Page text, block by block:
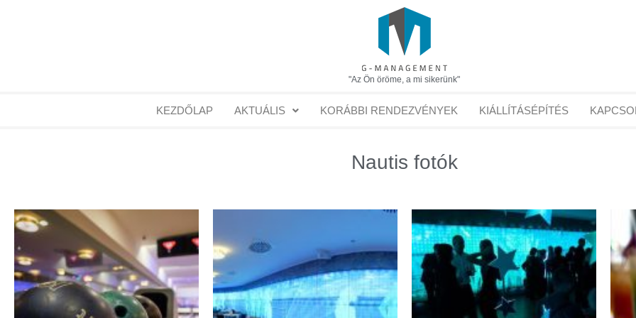
"Az Ön öröme, a mi sikerünk"
KEZDŐLAP AKTUÁLIS KORÁBBI RENDEZVÉNYEK KIÁLLÍTÁSÉPÍTÉS
Nautis fotók